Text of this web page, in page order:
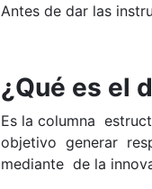
Antes de dar las
¿Qué es el
Es la columna
objetivo generar
mediante de la